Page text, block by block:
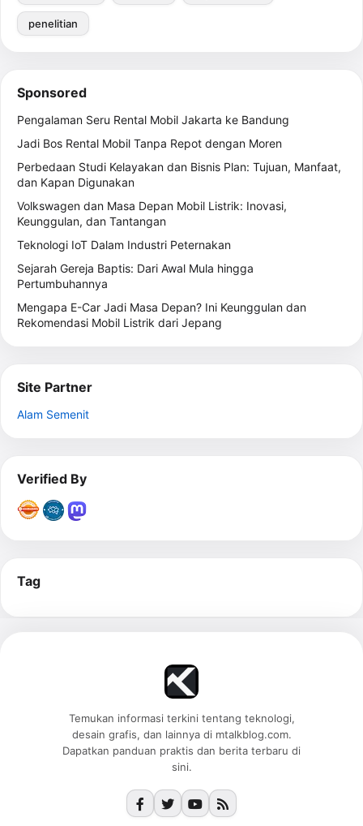
penelitian
Sponsored
Pengalaman Seru Rental Mobil Jakarta ke Bandung
Jadi Bos Rental Mobil Tanpa Repot dengan Moren
Perbedaan Studi Kelayakan dan Bisnis Plan: Tujuan, Manfaat,
dan Kapan Digunakan
Volkswagen dan Masa Depan Mobil Listrik: Inovasi,
Keunggulan, dan Tantangan
Teknologi IoT Dalam Industri Peternakan
Sejarah Gereja Baptis: Dari Awal Mula hingga
Pertumbuhannya
Mengapa E-Car Jadi Masa Depan? Ini Keunggulan dan
Rekomendasi Mobil Listrik dari Jepang
Site Partner
Alam Semenit
Verified By
Tag
Temukan informasi terkini tentang teknologi,
desain grafis, dan lainnya di mtalkblog.com.
Dapatkan panduan praktis dan berita terbaru di
sini.